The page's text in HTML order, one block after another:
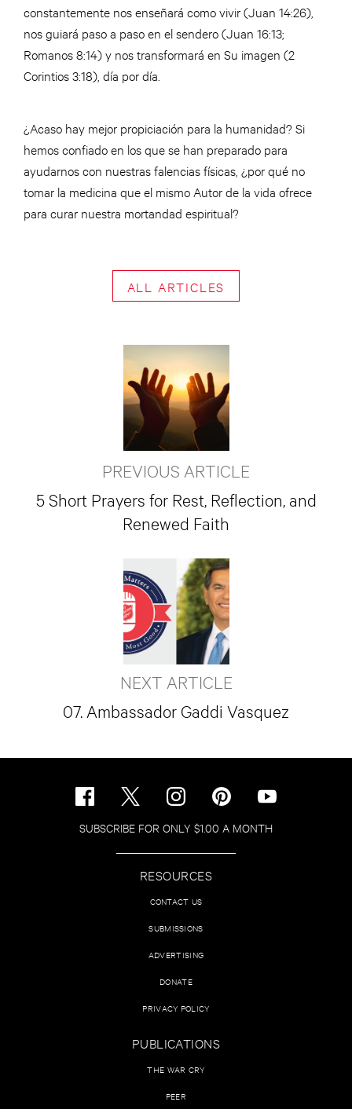
constantemente nos enseñará como vivir (Juan 14:26),
nos guiará paso a paso en el sendero (Juan 16:13;
Romanos 8:14) y nos transformará en Su imagen (2
Corintios 3:18), día por día.
¿Acaso hay mejor propiciación para la humanidad? Si
hemos confiado en los que se han preparado para
ayudarnos con nuestras falencias físicas, ¿por qué no
tomar la medicina que el mismo Autor de la vida ofrece
para curar nuestra mortandad espiritual?
ALL ARTICLES
PREVIOUS ARTICLE
5 Short Prayers for Rest, Reflection, and
Renewed Faith
NEXT ARTICLE
07. Ambassador Gaddi Vasquez
SUBSCRIBE FOR ONLY $1.00 A MONTH
RESOURCES
CONTACT US
SUBMISSIONS
ADVERTISING
DONATE
PRIVACY POLICY
PUBLICATIONS
THE WAR CRY
PEER